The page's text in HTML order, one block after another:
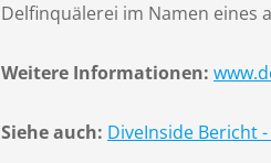
Delfinquälerei im Namen eines
Weitere Informationen:
Siehe auch: DiveInside Bericht